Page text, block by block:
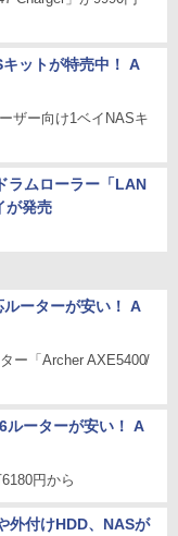
ットが特売中！ A
ザー向け1ベイNASキ
ラムローラー「LAN
が発売
ーターが安い！ A
ー「Archer AXE5400/
ルーターが安い！ A
円から
外付けHDD、NASが